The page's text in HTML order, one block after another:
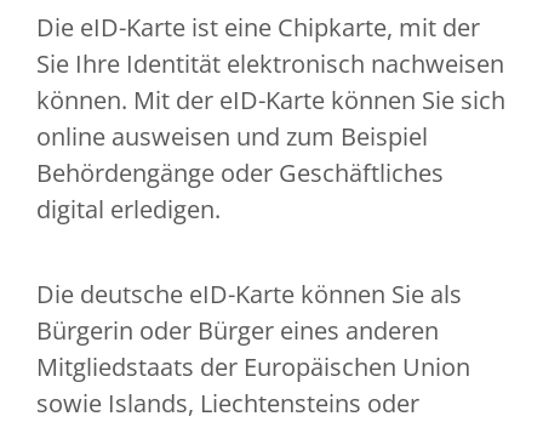
Die eID-Karte ist eine Chipkarte, mit der
Sie Ihre Identität elektronisch nachweisen
können. Mit der eID-Karte können Sie sich
online ausweisen und zum Beispiel
Behördengänge oder Geschäftliches
digital erledigen.
Die deutsche eID-Karte können Sie als
Bürgerin oder Bürger eines anderen
Mitgliedstaats der Europäischen Union
sowie Islands, Liechtensteins oder